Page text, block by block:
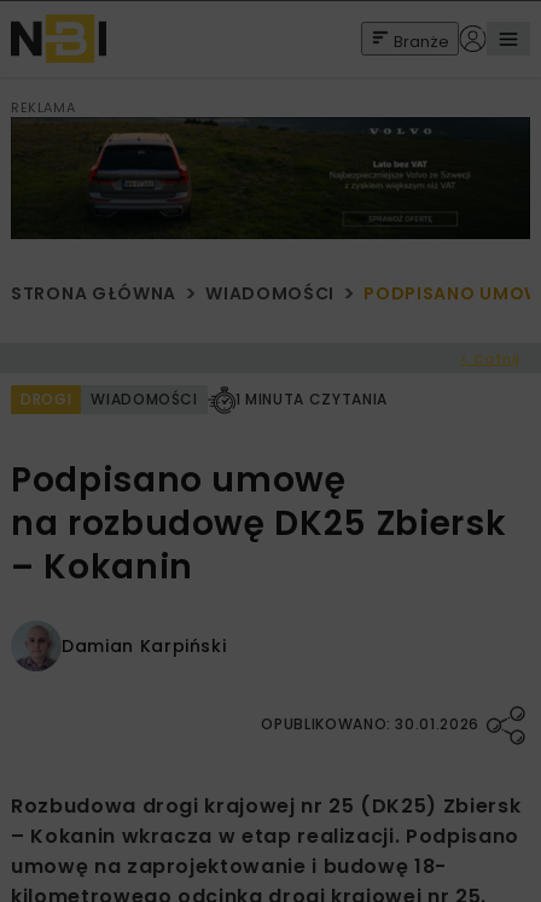
Branże
REKLAMA
STRONA GŁÓWNA WIADOMOŚCI PODPISANO
< Cofnij
DROGI WIADOMOŚCI 1 MINUTA CZYTANIA
Podpisano umowę
na rozbudowę DK25 Zbiersk
– Kokanin
Damian Karpiński
OPUBLIKOWANO: 30.01.2026
Rozbudowa drogi krajowej nr 25 (DK25) Zbiersk
– Kokanin wkracza w etap realizacji. Podpisano
umowę na zaprojektowanie i budowę 18-